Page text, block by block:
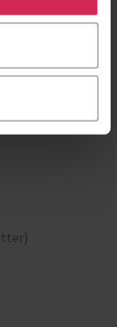
ved å klikke
Utskudd